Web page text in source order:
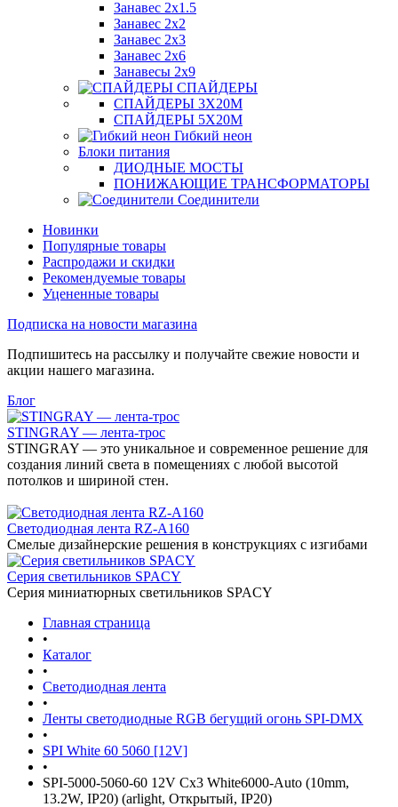
Занавес 2х1.5
Занавес 2х2
Занавес 2х3
Занавес 2х6
Занавесы 2х9
СПАЙДЕРЫ
СПАЙДЕРЫ 3Х20М
СПАЙДЕРЫ 5Х20М
Гибкий неон
Блоки питания
ДИОДНЫЕ МОСТЫ
ПОНИЖАЮЩИЕ ТРАНСФОРМАТОРЫ
Соединители
Новинки
Популярные товары
Распродажи и скидки
Рекомендуемые товары
Уцененные товары
Подписка на новости магазина
Подпишитесь на рассылку и получайте свежие новости и
акции нашего магазина.
Блог
STINGRAY — лента-трос
STINGRAY — это уникальное и современное решение для
создания линий света в помещениях с любой высотой
потолков и шириной стен.
Светодиодная лента RZ-A160
Смелые дизайнерские решения в конструкциях с изгибами
Серия светильников SPACY
Серия миниатюрных светильников SPACY
Главная страница
•
Каталог
•
Светодиодная лента
•
Ленты светодиодные RGB бегущий огонь SPI-DMX
•
SPI White 60 5060 [12V]
•
SPI-5000-5060-60 12V Cx3 White6000-Auto (10mm,
13.2W, IP20) (arlight, Открытый, IP20)